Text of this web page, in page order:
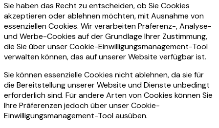
Sie haben das Recht zu entscheiden, ob Sie Cookies
akzeptieren oder ablehnen möchten, mit Ausnahme von
essenziellen Cookies. Wir verarbeiten Präferenz-, Analyse-
und Werbe-Cookies auf der Grundlage Ihrer Zustimmung,
die Sie über unser Cookie-Einwilligungsmanagement-Tool
verwalten können, das auf unserer Website verfügbar ist.
Sie können essenzielle Cookies nicht ablehnen, da sie für
die Bereitstellung unserer Website und Dienste unbedingt
erforderlich sind. Für andere Arten von Cookies können Sie
Ihre Präferenzen jedoch über unser Cookie-
Einwilligungsmanagement-Tool ausüben.